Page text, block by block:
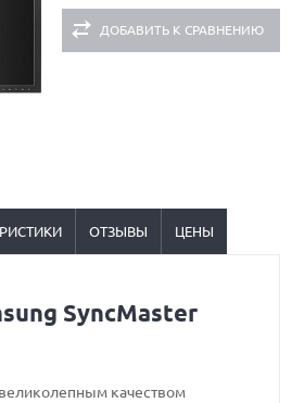
ДОБАВИТЬ К СРАВНЕНИЮ
ОТЗЫВЫ ЦЕНЫ
SyncMaster
качеством